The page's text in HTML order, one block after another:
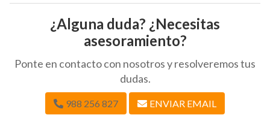
¿Alguna duda? ¿Necesitas
asesoramiento?
Ponte en contacto con nosotros y resolveremos tus
dudas.
988 256 827 ENVIAR EMAIL